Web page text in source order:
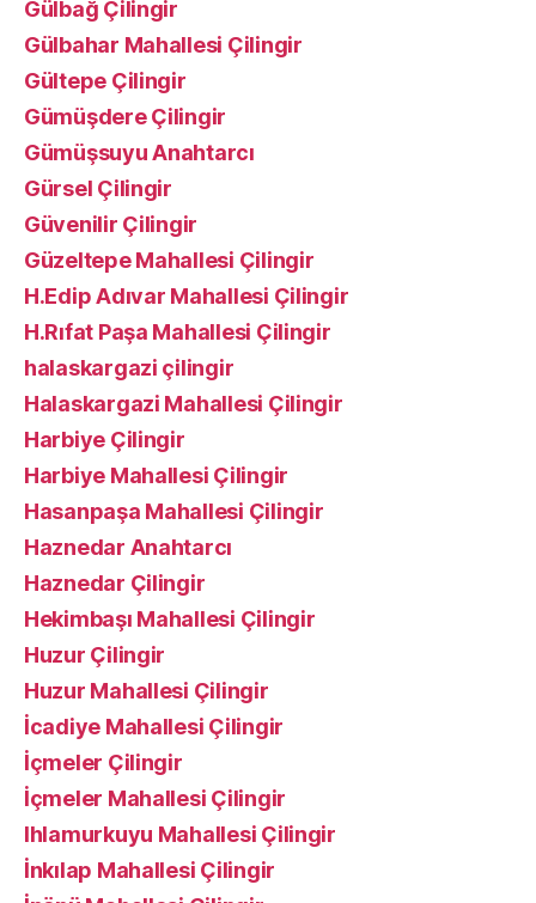
Gülbağ Çilingir
Gülbahar Mahallesi Çilingir
Gültepe Çilingir
Gümüşdere Çilingir
Gümüşsuyu Anahtarcı
Gürsel Çilingir
Güvenilir Çilingir
Güzeltepe Mahallesi Çilingir
H.Edip Adıvar Mahallesi Çilingir
H.Rıfat Paşa Mahallesi Çilingir
halaskargazi çilingir
Halaskargazi Mahallesi Çilingir
Harbiye Çilingir
Harbiye Mahallesi Çilingir
Hasanpaşa Mahallesi Çilingir
Haznedar Anahtarcı
Haznedar Çilingir
Hekimbaşı Mahallesi Çilingir
Huzur Çilingir
Huzur Mahallesi Çilingir
İcadiye Mahallesi Çilingir
İçmeler Çilingir
İçmeler Mahallesi Çilingir
Ihlamurkuyu Mahallesi Çilingir
İnkılap Mahallesi Çilingir